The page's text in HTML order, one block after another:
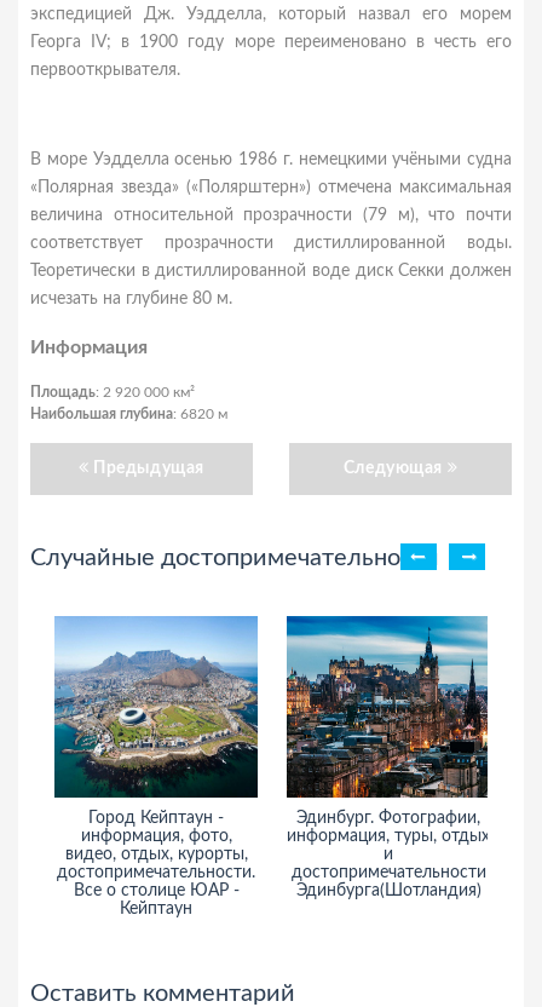
экспедицией Дж. Уэдделла, который назвал его морем
Георга IV; в 1900 году море переименовано в честь его
первооткрывателя.
В море Уэдделла осенью 1986 г. немецкими учёными судна
«Полярная звезда» («Полярштерн») отмечена максимальная
величина относительной прозрачности (79 м), что почти
соответствует прозрачности дистиллированной воды.
Теоретически в дистиллированной воде диск Секки должен
исчезать на глубине 80 м.
Информация
Площадь: 2 920 000 км²
Наибольшая глубина: 6820 м
Предыдущая Следующая
Случайные достопримечательности
Город Кейптаун -
информация, фото,
видео, отдых, курорты,
достопримечательности.
Все о столице ЮАР -
Кейптаун
Эдинбург. Фотографии,
информация, туры, отдых
и
достопримечательности
Эдинбурга(Шотландия)
Оставить комментарий